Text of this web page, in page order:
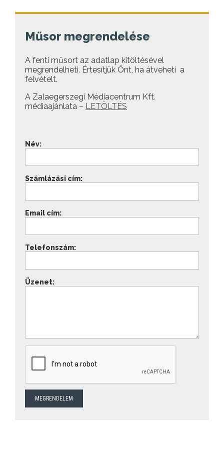
Műsor megrendelése
A fenti műsort az adatlap kitöltésével
megrendelheti. Értesítjük Önt, ha átveheti a
felvételt.
A Zalaegerszegi Médiacentrum Kft.
médiaajánlata – LETÖLTÉS
Név:
Számlázási cím:
Email cím:
Telefonszám:
Üzenet: